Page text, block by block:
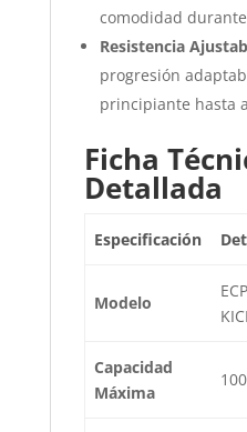
comodidad
Resistencia
progresión
principiante hasta
Ficha
Detallada
Especificación
Modelo
Capacidad
Máxima